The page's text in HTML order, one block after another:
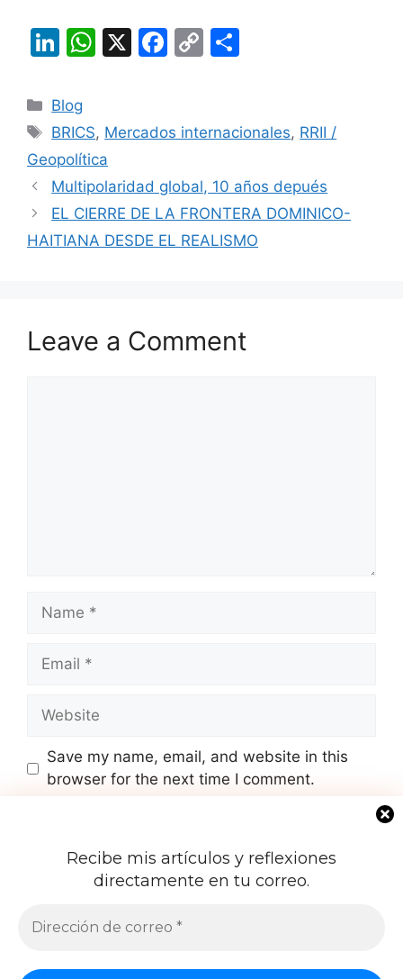
Recibe mis artículos y reflexiones
directamente en tu correo.
Li
k
e
dI
n
W
s
A
p
p
X
F
e
o
o
k
C
y
n
k
e
Categories
Blog
Tags
BRICS, Mercados internacionales, RRII /
Geopolítica
Multipolaridad global, 10 años depués
EL CIERRE DE LA FRONTERA DOMINICO-
HAITIANA DESDE EL REALISMO
Leave a Comment
Name
Email
Website
Save my name, email, and website in this
browser for the next time I comment.